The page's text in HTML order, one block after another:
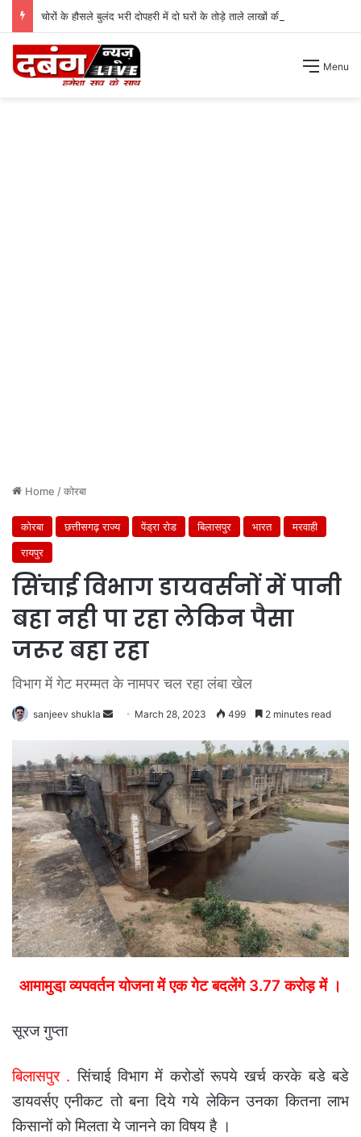
Menu
Home /कोरबा
कोरबा छत्तीसगढ़ राज्य पेंड्रा रोड बिलासपुर भारत
मरवाही
रायपुर
सिंचाई विभाग डायवर्सनों में पानी
बहा नही पा रहा लेकिन पैसा
जरूर बहा रहा
विभाग में गेट मरम्मत के नामपर चल रहा लंबा खेल
sanjeev shukla
Send
email
March 28, 2023 499 2 minutes read
आमामुडा़ व्यपवर्तन योजना में एक गेट बदलेंगे 3.77 करोड़ में ।
सूरज गुप्ता
बिलासपुर . सिंचाई विभाग में करोडों रूपये खर्च करके बडे बडे
डायवर्सए एनीकट तो बना दिये गये लेकिन उनका कितना लाभ
किसानों को मिलता ये जानने का विषय है ।